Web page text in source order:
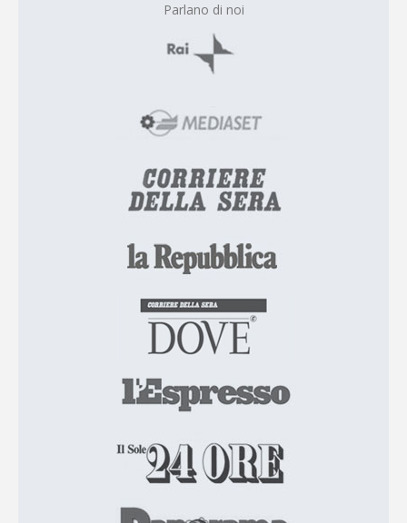
Parlano di noi